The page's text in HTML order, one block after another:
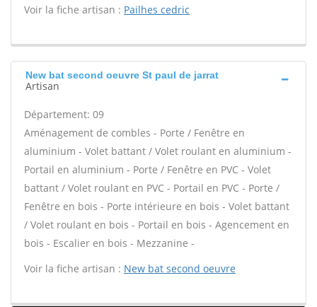
Voir la fiche artisan : Pailhes cedric
New bat second oeuvre St paul de jarrat
Artisan
Département: 09
Aménagement de combles - Porte / Fenêtre en
aluminium - Volet battant / Volet roulant en aluminium -
Portail en aluminium - Porte / Fenêtre en PVC - Volet
battant / Volet roulant en PVC - Portail en PVC - Porte /
Fenêtre en bois - Porte intérieure en bois - Volet battant
/ Volet roulant en bois - Portail en bois - Agencement en
bois - Escalier en bois - Mezzanine -
Voir la fiche artisan : New bat second oeuvre